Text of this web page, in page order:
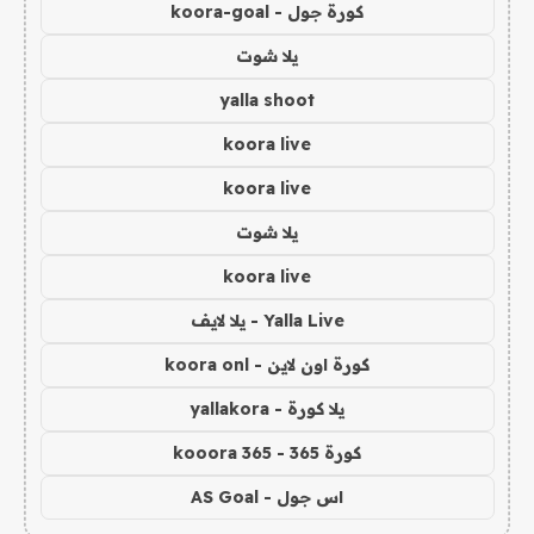
كورة جول - koora-goal
يلا شوت
yalla shoot
koora live
koora live
يلا شوت
koora live
Yalla Live - يلا لايف
كورة اون لاين - koora onl
يلا كورة - yallakora
كورة 365 - kooora 365
اس جول - AS Goal